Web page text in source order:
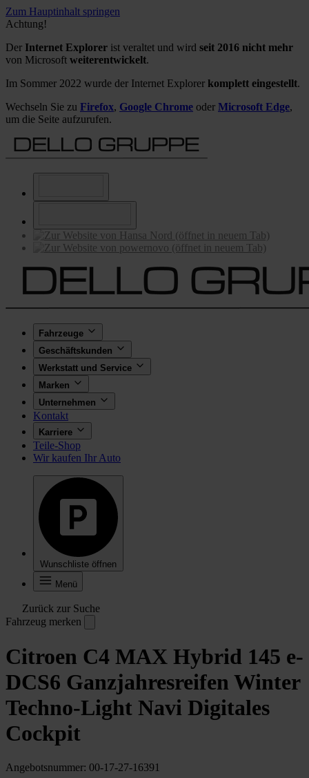
Zum Hauptinhalt springen
Achtung!
Der Internet Explorer ist veraltet und wird seit 2016 nicht mehr
von Microsoft weiterentwickelt.
Im Sommer 2022 wurde der Internet Explorer komplett eingestellt.
Wechseln Sie zu Firefox, Google Chrome oder Microsoft Edge,
um die Seite aufzurufen.
Fahrzeuge
Geschäftskunden
Werkstatt und Service
Marken
Unternehmen
Kontakt
Karriere
Teile-Shop
Wir kaufen Ihr Auto
Wunschliste öffnen
Menü
Zurück zur Suche
Fahrzeug merken
Citroen C4 MAX Hybrid 145 e-
DCS6 Ganzjahresreifen Winter
Techno-Light Navi Digitales
Cockpit
Angebotsnummer: 00-17-27-16391